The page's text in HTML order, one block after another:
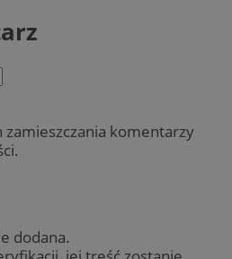
komentarzy
dodana.